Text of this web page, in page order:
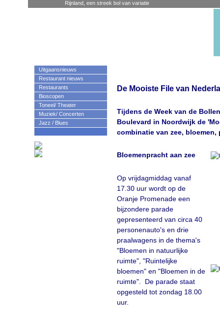
Rijnland, een streek bol van variatie
Uitgaansnieuws
Restaurant nieuws
Restaurants
Bioscopen
Toneel/ Theater
Muziek/ Concerten
Jazz / Blues
De Mooiste File van
Tijdens de Week van de
Boulevard in Noordwijk de
combinatie van zee,
Bloemenpracht aan zee
Op vrijdagmiddag vanaf
17.30 uur wordt op de
Oranje Promenade een
bijzondere parade
gepresenteerd van circa 40
personenauto's en drie
praalwagens in de thema's
"Bloemen in natuurlijke
ruimte", "Ruintelijke
bloemen" en "Bloemen in de
ruimte". De parade staat
opgesteld tot zondag 18.00
uur.